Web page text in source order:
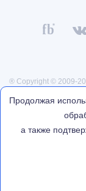
® Copyright © 2009-
Политика
Политика обработки
* Facebook,
которой запрещена
Продолжая
а также